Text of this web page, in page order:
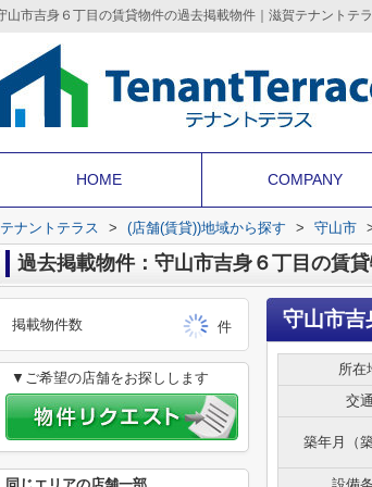
HOME COMPANY
テナントテラス > (店舗(賃貸))地域から探す > 守山市
過去掲載物件：守山市吉身６丁目の賃
守山市吉
所在
交通
築年月（築
掲載物件数 件
▼ご希望の店舗をお探しします